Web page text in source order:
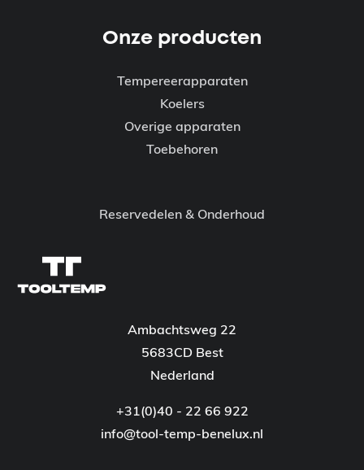
Onze producten
Tempereerapparaten
Koelers
Overige apparaten
Toebehoren
Reservedelen & Onderhoud
Ambachtsweg 22
5683CD Best
Nederland
+31(0)40 - 22 66 922
info@tool-temp-benelux.nl